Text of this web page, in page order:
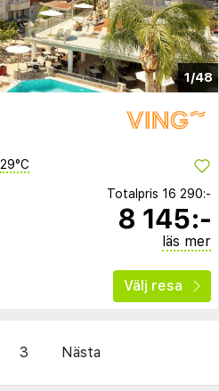
1/48
29°C
Totalpris 16 290:-
8 145:-
läs mer
Välj resa
3 Nästa